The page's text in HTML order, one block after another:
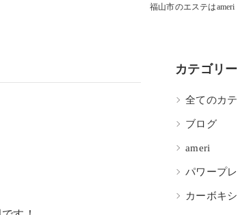
福山市のエステはameri
カテゴリー
全てのカ
ブログ
ameri
パワープレ
カーボキ